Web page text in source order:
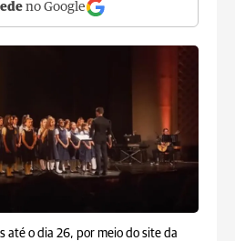
no Google
até o dia 26, por meio do site da